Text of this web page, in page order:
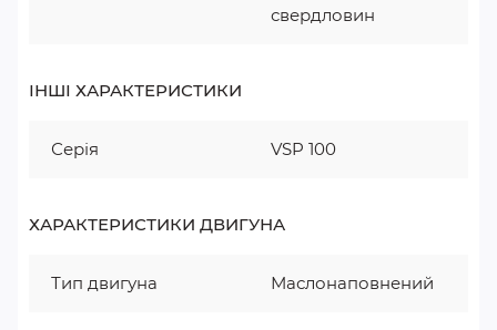
свердловин
ІНШІ ХАРАКТЕРИСТИКИ
Серія VSP 100
ХАРАКТЕРИСТИКИ ДВИГУНА
Тип двигуна Маслонаповнений